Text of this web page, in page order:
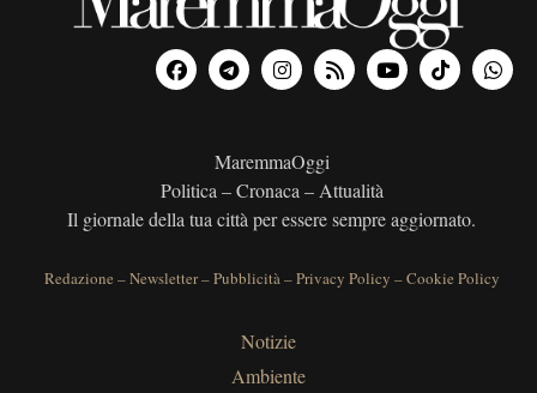
MaremmaOggi
Politica – Cronaca – Attualità
Il giornale della tua città per essere sempre aggiornato.
Redazione –Newsletter–Pubblicità–Privacy Policy –Cookie Policy
Notizie
Ambiente